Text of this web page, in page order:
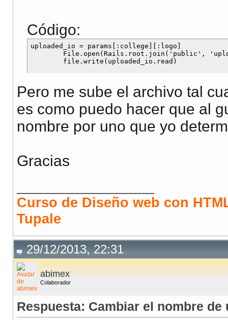
Código:
uploaded_io = params[:college][:logo]
File.open(Rails.root.join('public',
Pero me sube el archivo tal
es como puedo hacer que al
nombre por uno que yo
Gracias
Curso de Diseño web con
Tupale
29/12/2013, 22:31
abimex
Colaborador
Respuesta: Cambiar el nombre